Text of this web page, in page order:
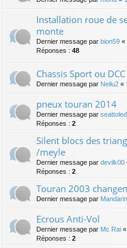
Installation roue de
monte
Dernier message par bion59 «
Réponses : 48
Chassis Sport ou
Dernier message par Neilu2 «
pneux touran 2014
Dernier message par
Réponses : 2
Silent blocs des
/meyle
Dernier message par devilk00
Réponses : 2
Touran 2003
Dernier message par
Ecrous Anti-Vol
Dernier message par Mc Rai «
Réponses : 2